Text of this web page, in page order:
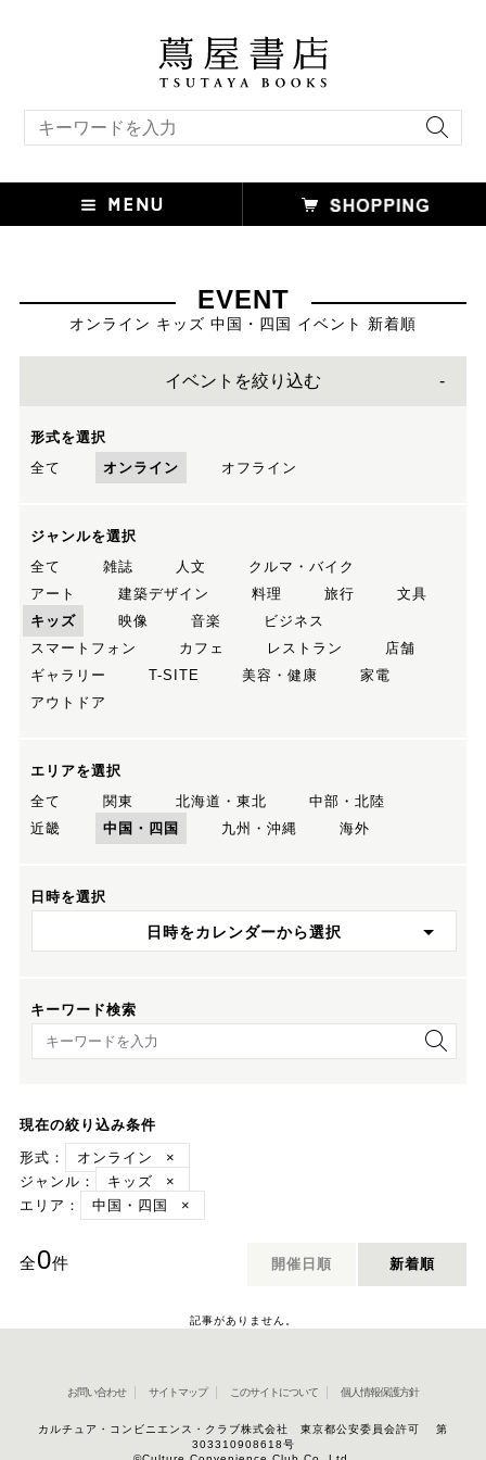
EVENT
オンライン キッズ 中国・四国 イベント 新着順
イベントを絞り込む
形式を選択
全て
オンライン オフライン
ジャンルを選択
全て
雑誌 人文
クルマ・バイク
アート
建築デザイン 料理 旅行
文具
キッズ
映像 音楽
ビジネス
スマートフォン
カフェ レストラン
店舗
ギャラリー
T-SITE 美容・健康
家電
アウトドア
エリアを選択
全て
関東 北海道・東北
中部・北陸
近畿
中国・四国 九州・沖縄 海外
日時を選択
日時をカレンダーから選択
キーワード検索
キーワード検索
現在の絞り込み条件
形式：
オンライン
×
ジャンル：
キッズ
×
エリア：
中国・四国 ×
全0件 開催日順 新着順
記事がありません。
お問い合わせ サイトマップ このサイトについて 個人情報保護方針
カルチュア・コンビニエンス・クラブ株式会社 東京都公安委員会許可 第
303310908618号